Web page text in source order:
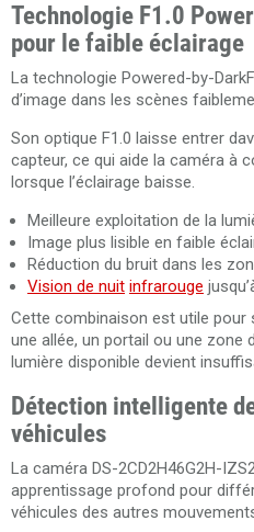
Technologie F1.0
pour le faible éclairage
La technologie Powered-by-
d’image dans les scènes
Son optique F1.0 laisse entrer
capteur, ce qui aide la caméra à
lorsque l’éclairage baisse.
Meilleure exploitation de la
Image plus lisible en faible
Réduction du bruit dans les
Vision de nuit infrarouge
Cette combinaison est utile pour
une allée, un portail ou une zone
lumière disponible devient
Détection intelligente
véhicules
La caméra DS-2CD2H46G2H-
apprentissage profond pour
véhicules des autres